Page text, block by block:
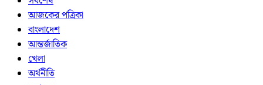
আজকের পত্রিকা
বাংলাদেশ
আন্তর্জাতিক
খেলা
অর্থনীতি